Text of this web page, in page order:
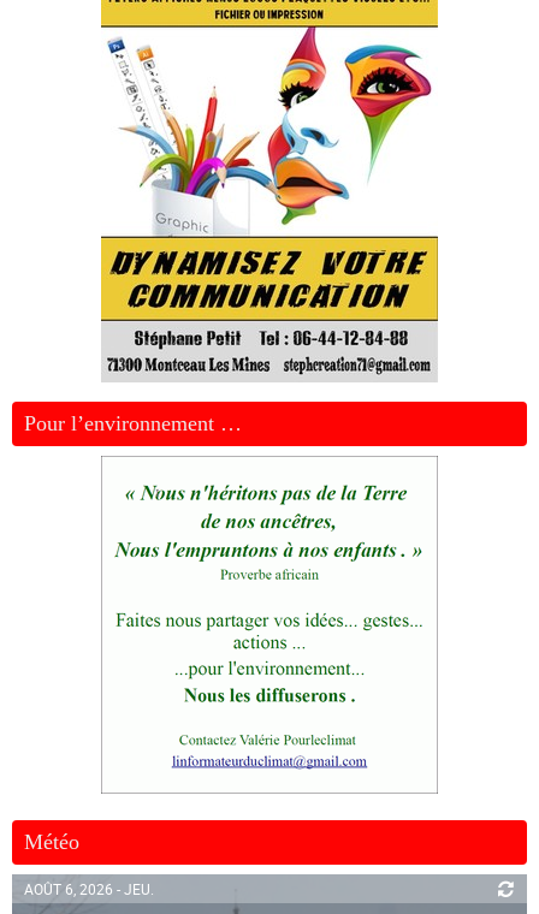
Pour l’environnement …
Météo
AOÛT 6, 2026 - JEU.